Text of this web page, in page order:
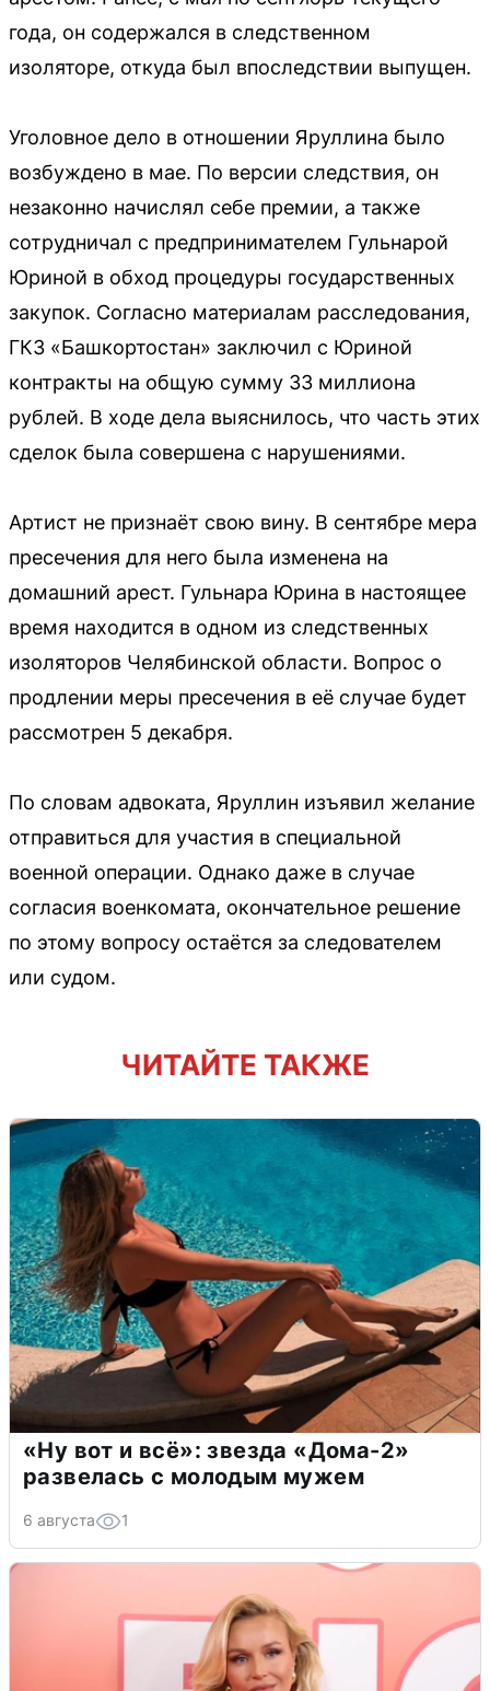
года, он содержался в следственном
изоляторе, откуда был впоследствии выпущен.
Уголовное дело в отношении Яруллина было
возбуждено в мае. По версии следствия, он
незаконно начислял себе премии, а также
сотрудничал с предпринимателем Гульнарой
Юриной в обход процедуры государственных
закупок. Согласно материалам расследования,
ГКЗ «Башкортостан» заключил с Юриной
контракты на общую сумму 33 миллиона
рублей. В ходе дела выяснилось, что часть этих
сделок была совершена с нарушениями.
Артист не признаёт свою вину. В сентябре мера
пресечения для него была изменена на
домашний арест. Гульнара Юрина в настоящее
время находится в одном из следственных
изоляторов Челябинской области. Вопрос о
продлении меры пресечения в её случае будет
рассмотрен 5 декабря.
По словам адвоката, Яруллин изъявил желание
отправиться для участия в специальной
военной операции. Однако даже в случае
согласия военкомата, окончательное решение
по этому вопросу остаётся за следователем
или судом.
ЧИТАЙТЕ ТАКЖЕ
«Ну вот и всё»: звезда «Дома-2»
развелась с молодым мужем
6 августа 1